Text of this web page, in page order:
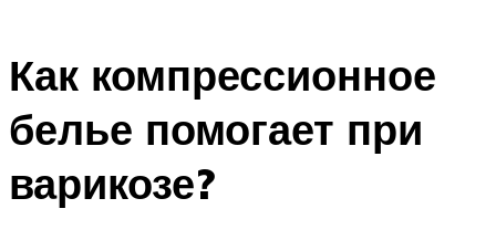
Как компрессионное
белье помогает при
варикозе?